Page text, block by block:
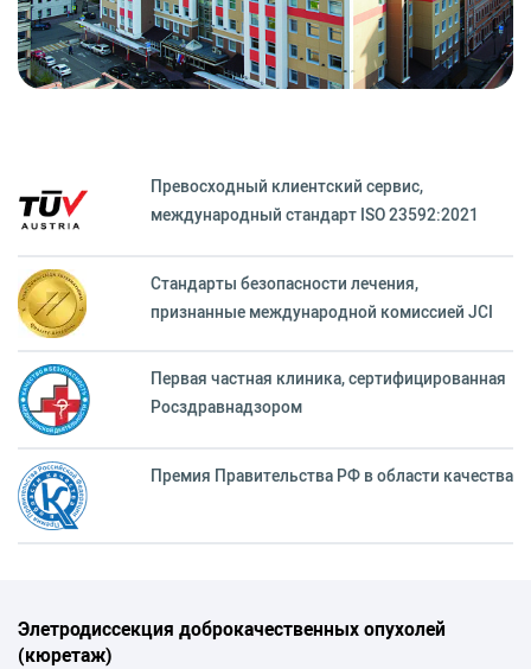
Превосходный клиентский сервиc,
международный стандарт ISO 23592:2021
Стандарты безопасности лечения,
признанные международной комиссией JCI
Первая частная клиника, сертифицированная
Росздравнадзором
Премия Правительства РФ в области качества
Элетродиссекция доброкачественных опухолей
(кюретаж)